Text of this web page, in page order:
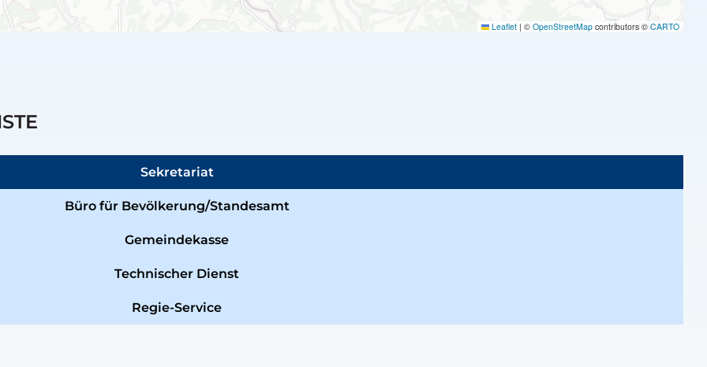
Leaflet | © OpenStreetMap contributors © CARTO
Sekretariat
Büro für Bevölkerung/Standesamt
Gemeindekasse
Technischer Dienst
Regie-Service